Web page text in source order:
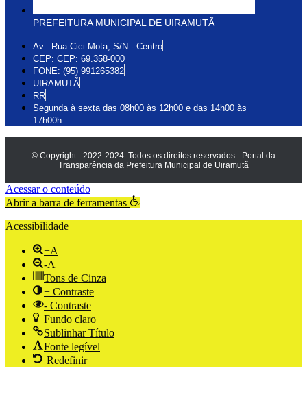
PREFEITURA MUNICIPAL DE UIRAMUTÃ
Av.: Rua Cici Mota, S/N - Centro
CEP: CEP: 69.358-000
FONE: (95) 991265382
UIRAMUTÃ
RR
Segunda à sexta das 08h00 às 12h00 e das 14h00 às
17h00h
© Copyright - 2022-2024. Todos os direitos reservados - Portal da
Transparência da Prefeitura Municipal de Uiramutã
Acessar o conteúdo
Abrir a barra de ferramentas
Acessibilidade
+A
-A
Tons de Cinza
+ Contraste
- Contraste
Fundo claro
Sublinhar Título
Fonte legível
Redefinir